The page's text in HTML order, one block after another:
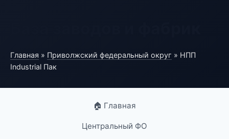
Главная » Приволжский федеральный округ » НПП
Industrial Пак
🏠 Главная
Центральный ФО